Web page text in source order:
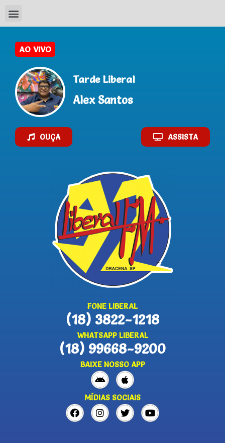
Tarde Liberal
Alex Santos
OUÇA ASSISTA
FONE LIBERAL
(18) 3822-1218
WHATSAPP LIBERAL
(18) 99668-9200
BAIXE NOSSO APP
MÍDIAS SOCIAIS